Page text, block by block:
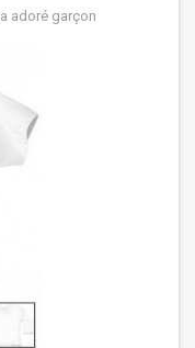
adoré garçon